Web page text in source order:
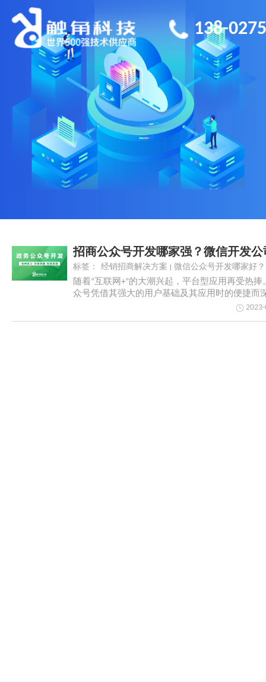
138-
招商公众号开发哪家强？微信开发公
标签： 经销招商解决方案
微信公众号开发哪家好？
随着“互联网+”的大潮兴起，平台型应用再受热
众号凭借其强大的用户基础及其应用时的便捷而